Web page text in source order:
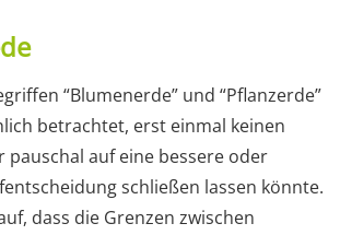
“Blumenerde” und “Pflanzerde”
betrachtet, erst einmal keinen
pauschal auf eine bessere oder
schließen lassen könnte.
dass die Grenzen zwischen